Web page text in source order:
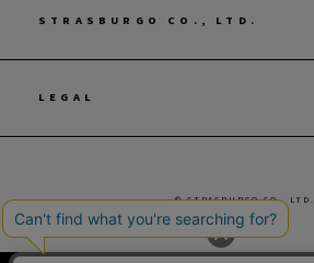
STRASBURGO CO., LTD.
LEGAL
© STRASBURGO CO., LTD.